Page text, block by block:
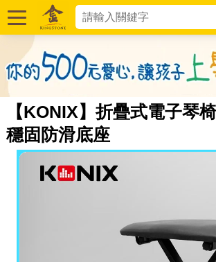
【KONIX】折疊式電子琴
穩固防滑底座